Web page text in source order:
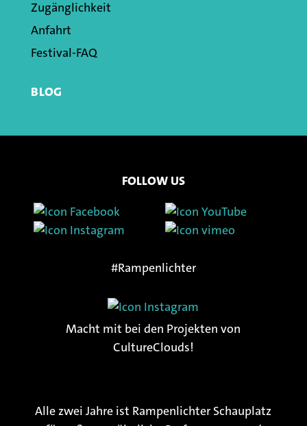
Zugänglichkeit
Anfahrt
Festival-FAQ
BLOG
FOLLOW US
#Rampenlichter
Macht mit bei den Projekten von
CultureClouds!
Alle zwei Jahre ist Rampenlichter Schauplatz